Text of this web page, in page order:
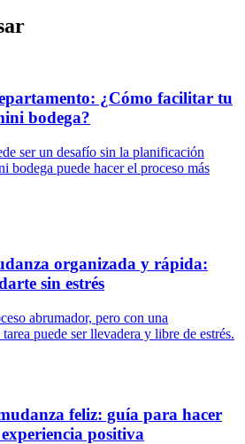
¿Cómo facilitar tu
bodega?
ser un desafío sin la planificación
bodega puede hacer el proceso más
organizada y rápida:
sin estrés
abrumador, pero con una
puede ser llevadera y libre de estrés.
feliz: guía para hacer
positiva